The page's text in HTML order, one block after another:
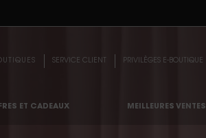
SERVICE CLIENT PRIVILÈGES E-BOUTIQUE
ET CADEAUX MEILLEURES VENTES